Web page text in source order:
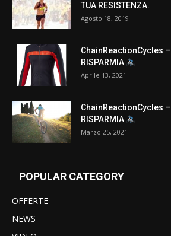
TUA RESISTENZA.
Agosto 18, 2019
ChainReactionCycles –
RISPARMIA
Aprile 13, 2021
ChainReactionCycles –
RISPARMIA
Marzo 25, 2021
POPULAR CATEGORY
OFFERTE
NEWS